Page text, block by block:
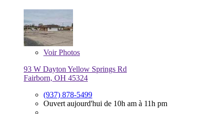
VoirPhotos
93 W Dayton Yellow Springs Rd
Fairborn, OH 45324
(937) 878-5499
Ouvert aujourd'hui de 10h am à 11h pm